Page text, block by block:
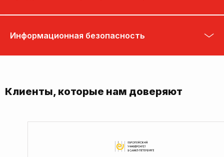
Информационная безопасность
Клиенты, которые нам доверяют